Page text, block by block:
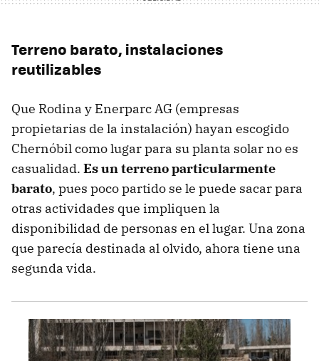
Terreno barato, instalaciones
reutilizables
Que Rodina y Enerparc AG (empresas
propietarias de la instalación) hayan escogido
Chernóbil como lugar para su planta solar no es
casualidad. Es un terreno particularmente
barato, pues poco partido se le puede sacar para
otras actividades que impliquen la
disponibilidad de personas en el lugar. Una zona
que parecía destinada al olvido, ahora tiene una
segunda vida.